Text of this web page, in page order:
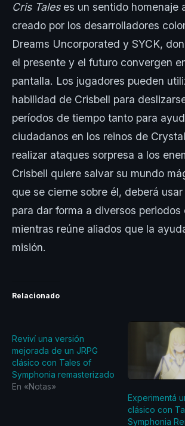
Cris Taleses un sentido homenaje
creado por los desarrolladores
Dreams Uncorporated y SYCK,
el presente y el futuro convergen
pantalla. Los jugadores pueden
habilidad de Crisbell para
períodos de tiempo tanto para
ciudadanos en los reinos de
realizar ataques sorpresa a los
Crisbell quiere salvar su mundo
que se cierne sobre él, deberá
para dar forma a diversos periodos
mientras reúne aliados que la
misión.
Relacionado
Reviví una versión
mejorada de un JRPG
clásico con Tales of
Symphonia remasterizado
En «Notas»
Experimentá
clásico con
Symphonia